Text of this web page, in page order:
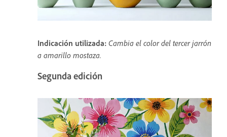
Indicación utilizada: Cambia el color del tercer jarrón
a amarillo mostaza.
Segunda edición